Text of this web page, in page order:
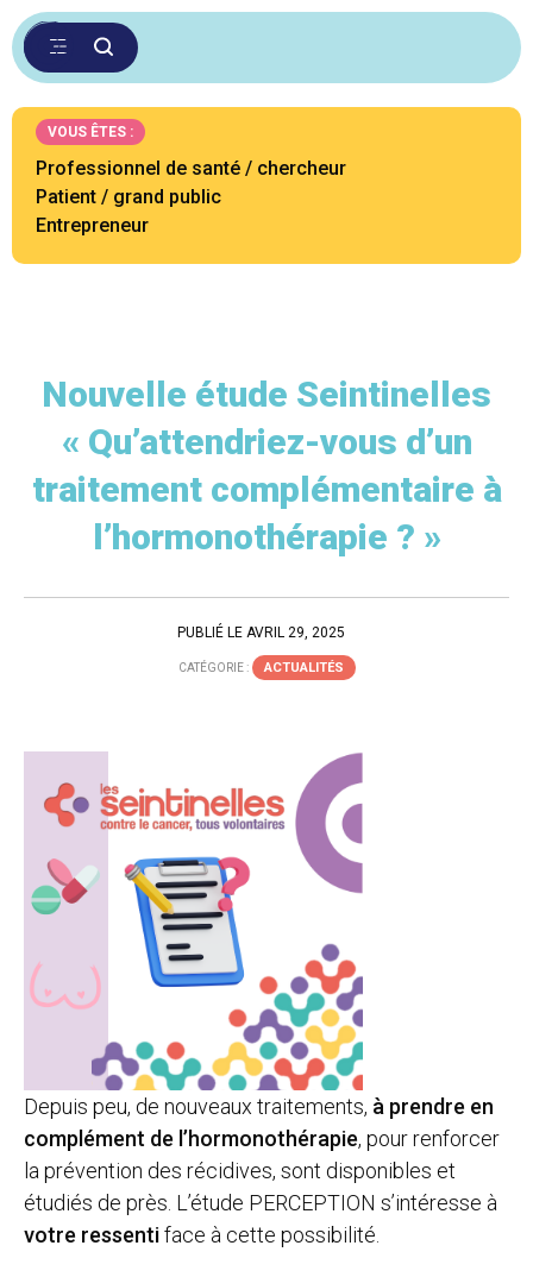
VOUS ÊTES :
Professionnel de santé / chercheur
Patient / grand public
Entrepreneur
Nouvelle étude Seintinelles
« Qu’attendriez-vous d’un
traitement complémentaire à
l’hormonothérapie ? »
PUBLIÉ LE AVRIL 29, 2025
CATÉGORIE : ACTUALITÉS
Depuis peu, de nouveaux traitements, à prendre en
complément de l’hormonothérapie, pour renforcer
la prévention des récidives, sont disponibles et
étudiés de près. L’étude PERCEPTION s’intéresse à
votre ressentiface à cette possibilité.